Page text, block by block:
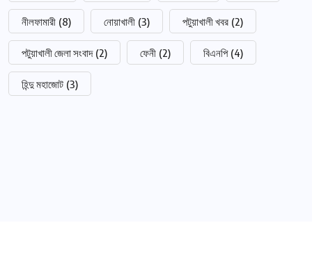
নীলফামারী (8) নোয়াখালী (3) পটুয়াখালী খবর (2)
পটুয়াখালী জেলা সংবাদ (2) ফেনী (2) বিএনপি (4)
হিন্দু মহাজোট (3)